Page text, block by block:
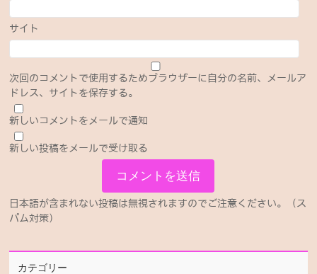
サイト
次回のコメントで使用するためブラウザーに自分の名前、メールア
ドレス、サイトを保存する。
新しいコメントをメールで通知
新しい投稿をメールで受け取る
日本語が含まれない投稿は無視されますのでご注意ください。（ス
パム対策）
カテゴリー